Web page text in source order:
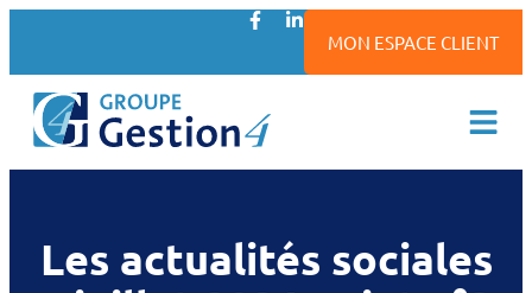
MON ESPACE CLIENT
Les actualités sociales